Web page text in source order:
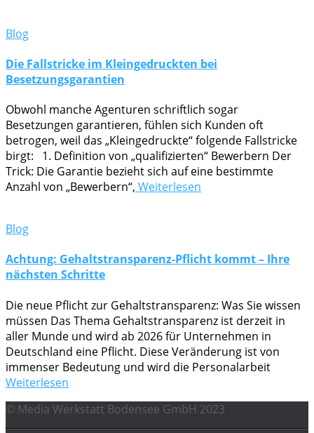
Blog
Die Fallstricke im Kleingedruckten bei
Besetzungsgarantien
Obwohl manche Agenturen schriftlich sogar
Besetzungen garantieren, fühlen sich Kunden oft
betrogen, weil das „Kleingedruckte“ folgende Fallstricke
birgt: 1. Definition von „qualifizierten“ Bewerbern Der
Trick: Die Garantie bezieht sich auf eine bestimmte
Anzahl von „Bewerbern“, Weiterlesen
Blog
Achtung: Gehaltstransparenz-Pflicht kommt – Ihre
nächsten Schritte
Die neue Pflicht zur Gehaltstransparenz: Was Sie wissen
müssen Das Thema Gehaltstransparenz ist derzeit in
aller Munde und wird ab 2026 für Unternehmen in
Deutschland eine Pflicht. Diese Veränderung ist von
immenser Bedeutung und wird die Personalarbeit
Weiterlesen
© Media Werkstatt Bodensee GmbH 2023